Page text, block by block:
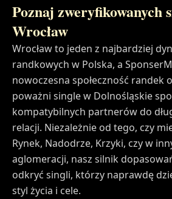
Poznaj zweryfikowanych
Wrocław
Wrocław to jeden z najbardziej
randkowych w Polska, a
nowoczesna społeczność randek
poważni single w Dolnośląskie
kompatybilnych partnerów do
relacji. Niezależnie od tego, czy
Rynek, Nadodrze, Krzyki, czy w
aglomeracji, nasz silnik
odkryć singli, którzy naprawdę
styl życia i cele.